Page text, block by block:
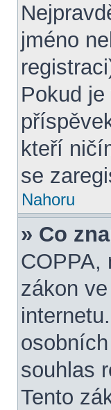
jméno
Pokud
kteří
se
Nahoru
» Co
COPPA,
zákon
souhlas
Tento